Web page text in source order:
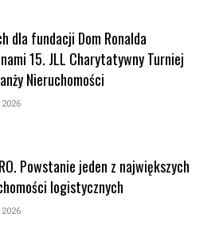
dla fundacji Dom Ronalda
15. JLL Charytatywny Turniej
Nieruchomości
Powstanie jeden z największych
logistycznych